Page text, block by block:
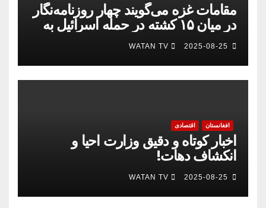
مقامات غزه می‌گویند چهار روزنامه‌نگار
در میان ۱۵ کشته در حمله اسرائیل به
بیمارستان
2025-08-25
WATAN TV
افغانستان اقتصادی
اخبار کوتاه و دقیق وزارت احیا و
انکشاف دهات!
2025-08-25
WATAN TV